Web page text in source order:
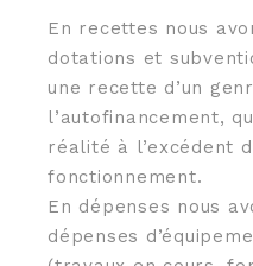
En recettes nous
dotations et
une recette d’un
l’autofinancement,
réalité à l’excédent
fonctionnement.
En dépenses nous
dépenses